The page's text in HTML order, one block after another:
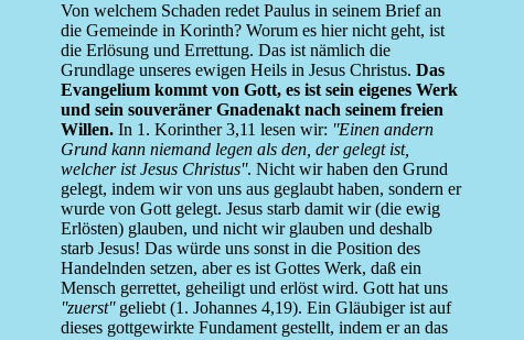
Von welchem Schaden redet Paulus in seinem Brief an
die Gemeinde in Korinth? Worum es hier nicht geht, ist
die Erlösung und Errettung. Das ist nämlich die
Grundlage unseres ewigen Heils in Jesus Christus. Das
Evangelium kommt von Gott, es ist sein eigenes Werk
und sein souveräner Gnadenakt nach seinem freien
Willen.In 1. Korinther 3,11 lesen wir: ''Einen andern
Grund kann niemand legen als den, der gelegt ist,
welcher ist Jesus Christus''. Nicht wir haben den Grund
gelegt, indem wir von uns aus geglaubt haben, sondern er
wurde von Gott gelegt. Jesus starb damit wir (die ewig
Erlösten) glauben, und nicht wir glauben und deshalb
starb Jesus! Das würde uns sonst in die Position des
Handelnden setzen, aber es ist Gottes Werk, daß ein
Mensch gerrettet, geheiligt und erlöst wird. Gott hat uns
''zuerst''geliebt (1. Johannes 4,19). Ein Gläubiger ist auf
dieses gottgewirkte Fundament gestellt, indem er an das